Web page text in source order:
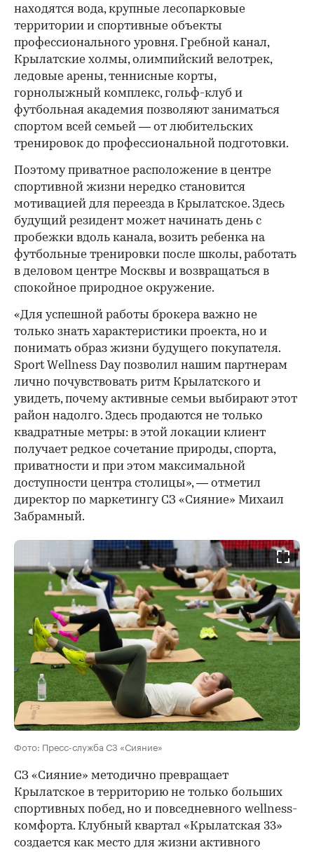
находятся вода, крупные лесопарковые
территории и спортивные объекты
профессионального уровня. Гребной канал,
Крылатские холмы, олимпийский велотрек,
ледовые арены, теннисные корты,
горнолыжный комплекс, гольф-клуб и
футбольная академия позволяют заниматься
спортом всей семьей — от любительских
тренировок до профессиональной подготовки.
Поэтому приватное расположение в центре
спортивной жизни нередко становится
мотивацией для переезда в Крылатское. Здесь
будущий резидент может начинать день с
пробежки вдоль канала, возить ребенка на
футбольные тренировки после школы, работать
в деловом центре Москвы и возвращаться в
спокойное природное окружение.
«Для успешной работы брокера важно не
только знать характеристики проекта, но и
понимать образ жизни будущего покупателя.
Sport Wellness Day позволил нашим партнерам
лично почувствовать ритм Крылатского и
увидеть, почему активные семьи выбирают этот
район надолго. Здесь продаются не только
квадратные метры: в этой локации клиент
получает редкое сочетание природы, спорта,
приватности и при этом максимальной
доступности центра столицы», — отметил
директор по маркетингу СЗ «Сияние» Михаил
Забрамный.
Фото: Пресс-служба СЗ «Сияние»
СЗ «Сияние» методично превращает
Крылатское в территорию не только больших
спортивных побед, но и повседневного wellness-
комфорта. Клубный квартал «Крылатская 33»
создается как место для жизни активного